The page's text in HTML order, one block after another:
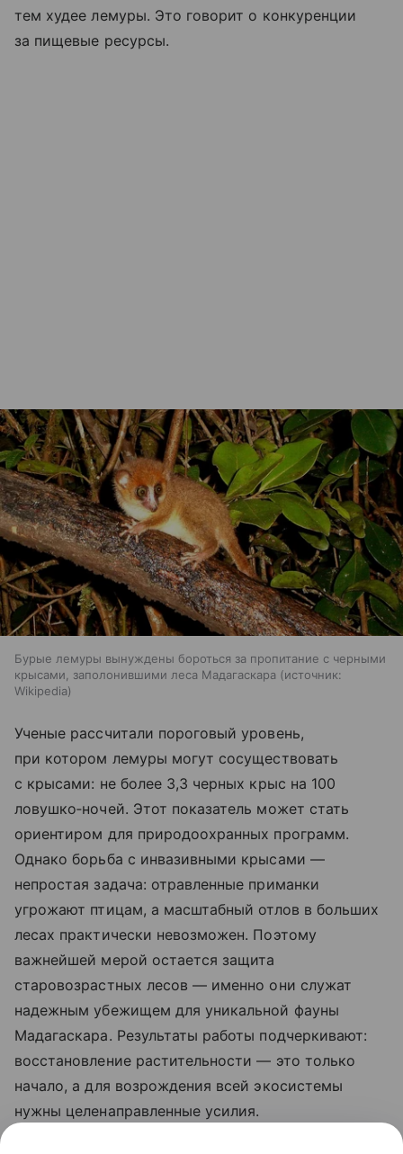
тем худее лемуры. Это говорит о конкуренции
за пищевые ресурсы.
Бурые лемуры вынуждены бороться за пропитание с черными
крысами, заполонившими леса Мадагаскара
источник:
Wikipedia
Ученые рассчитали пороговый уровень,
при котором лемуры могут сосуществовать
с крысами: не более 3,3 черных крыс на 100
ловушко‑ночей. Этот показатель может стать
ориентиром для природоохранных программ.
Однако борьба с инвазивными крысами —
непростая задача: отравленные приманки
угрожают птицам, а масштабный отлов в больших
лесах практически невозможен. Поэтому
важнейшей мерой остается защита
старовозрастных лесов — именно они служат
надежным убежищем для уникальной фауны
Мадагаскара. Результаты работы подчеркивают:
восстановление растительности — это только
начало, а для возрождения всей экосистемы
нужны целенаправленные усилия.